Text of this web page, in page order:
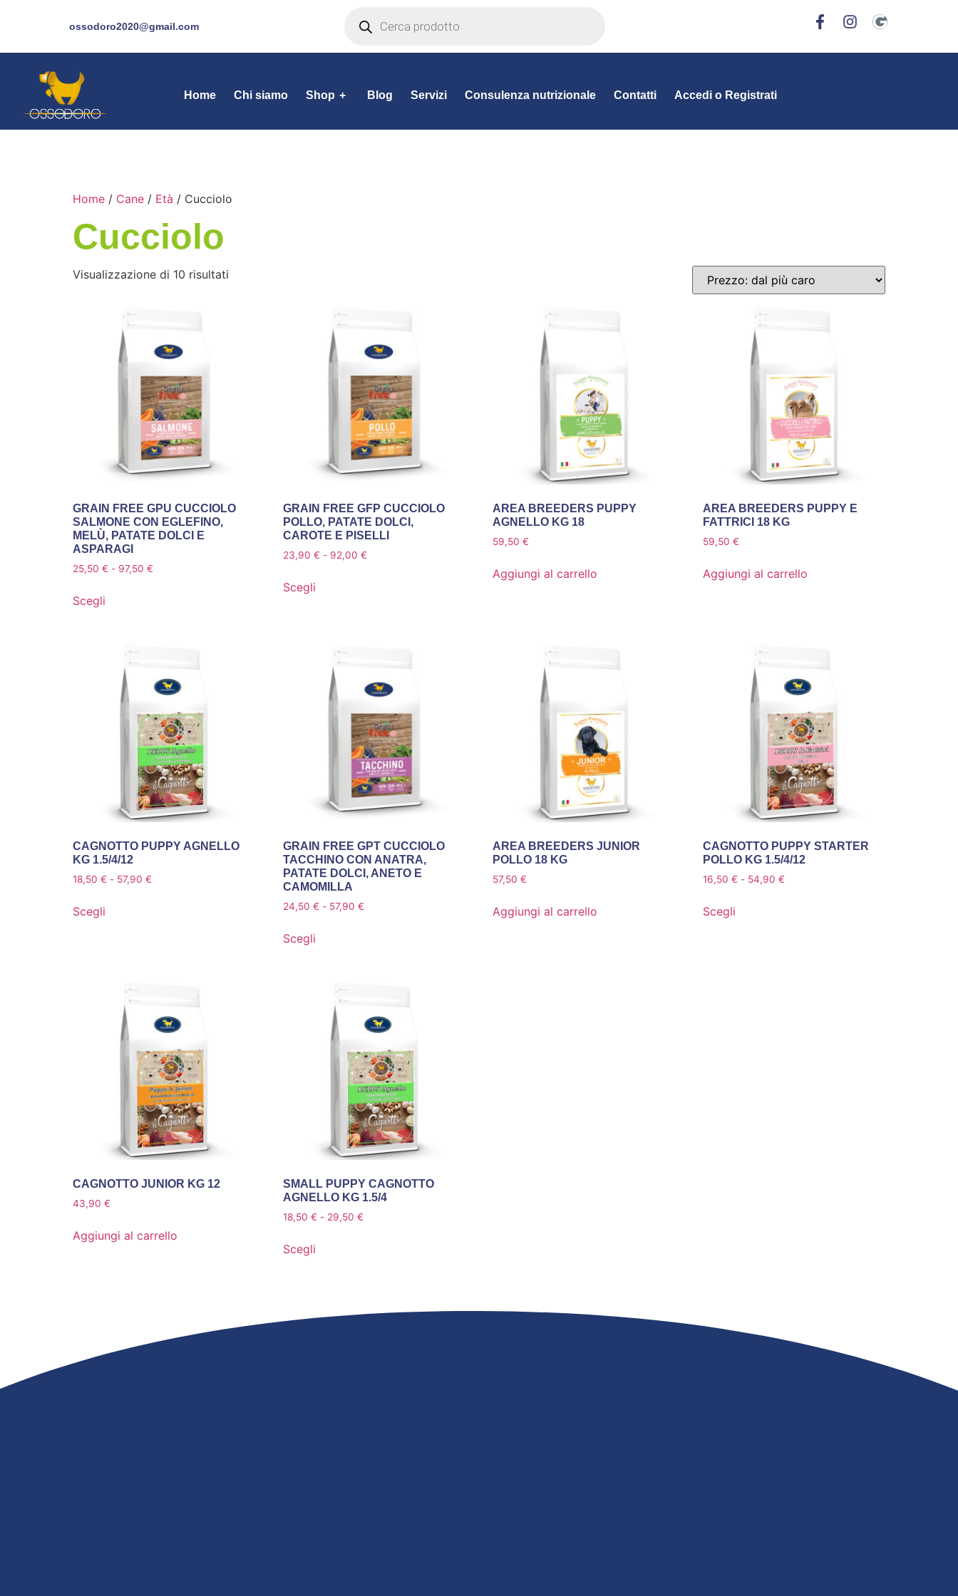
ossodoro2020@gmail.com
Home Chi siamo Shop + Blog Servizi Consulenza nutrizionale Contatti Accedi o Registrati
Home / Cane / Età / Cucciolo
Cucciolo
Visualizzazione di 10 risultati
GRAIN FREE GPU CUCCIOLO
SALMONE CON EGLEFINO,
MELÙ, PATATE DOLCI E
ASPARAGI
25,50 € - 97,50 €
Scegli
GRAIN FREE GFP CUCCIOLO
POLLO, PATATE DOLCI,
CAROTE E PISELLI
23,90 € - 92,00 €
Scegli
AREA BREEDERS PUPPY
AGNELLO KG 18
59,50€
Aggiungi al carrello
AREA BREEDERS PUPPY E
FATTRICI 18 KG
59,50€
Aggiungi al carrello
CAGNOTTO PUPPY AGNELLO
KG 1.5/4/12
18,50 € - 57,90 €
Scegli
GRAIN FREE GPT CUCCIOLO
TACCHINO CON ANATRA,
PATATE DOLCI, ANETO E
CAMOMILLA
24,50 € - 57,90 €
Scegli
AREA BREEDERS JUNIOR
POLLO 18 KG
57,50€
Aggiungi al carrello
CAGNOTTO PUPPY STARTER
POLLO KG 1.5/4/12
16,50€ - 54,90€
Scegli
CAGNOTTO JUNIOR KG 12
43,90 €
Aggiungi al carrello
SMALL PUPPY CAGNOTTO
AGNELLO KG 1.5/4
18,50 € - 29,50 €
Scegli